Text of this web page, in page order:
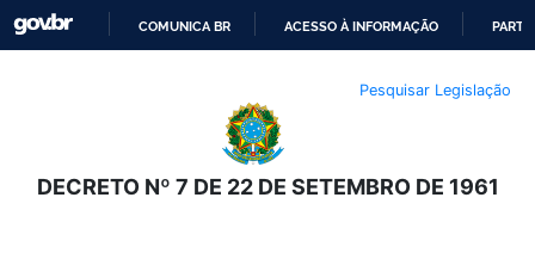
O
CONTEÚDO
COMUNICA BR ACESSO À INFORMAÇÃO
Pesquisar Legislação
DECRETO Nº 7 DE 22 DE SETEMBRO DE 1961